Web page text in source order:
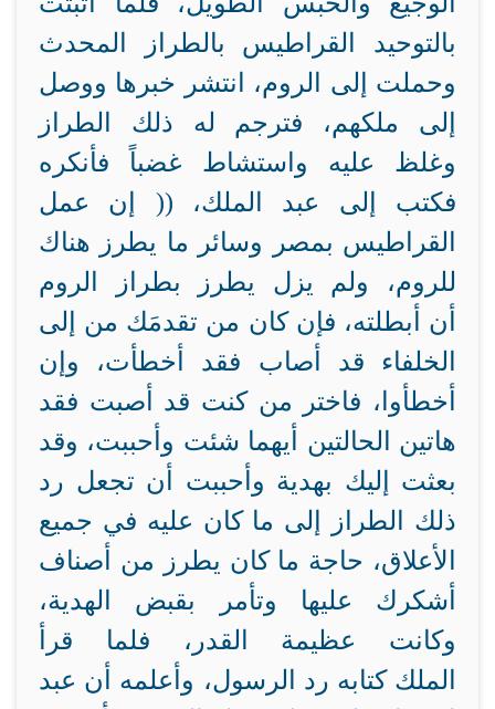
القراطيس بالطراز المحدث
بالتوحيد
وحملت إلى الروم، انتشر خبرها ووصل
إلى ملكهم، فترجم له ذلك الطراز
فأنكره
وغلظ عليه واستشاط غضباً
فكتب إلى عبد الملك، (( إن عمل
القراطيس بمصر وسائر ما يطرز هناك
للروم، ولم يزل يطرز بطراز الروم
إلى
أن أبطلته، فإن كان من تقدمَك من
الخلفاء قد أصاب فقد أخطأت، وإن
كنت قد أصبت فقد أخطأوا، فاختر من
هاتين الحالتين أيهما شئت وأحببت، وقد
بعثت إليك بهدية وأحببت أن تجعل رد
ذلك الطراز إلى ما كان عليه في جميع
ما كان يطرز من أصناف الأعلاق، حاجة
أشكرك عليها وتأمر بقبض الهدية،
وكانت عظيمة القدر، فلما قرأ
عبد الملك كتابه رد الرسول، وأعلمه أن